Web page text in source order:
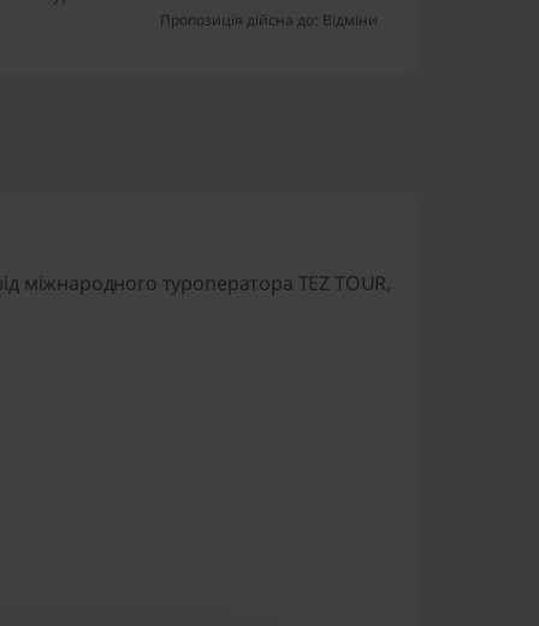
Пропозиція дійсна до: Відміни
міжнародного туроператора TEZ TOUR,